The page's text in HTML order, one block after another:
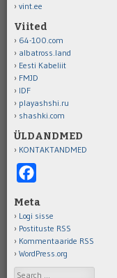
vint.ee
Viited
64-100.com
albatross.land
Eesti Kabeliit
FMJD
IDF
playashshi.ru
shashki.com
ÜLDANDMED
KONTAKTANDMED
Meta
Logi sisse
Postituste RSS
Kommentaaride RSS
WordPress.org
Search